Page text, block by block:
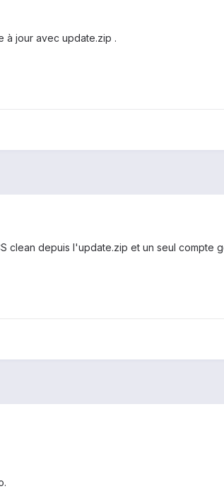
à jour avec update.zip .
clean depuis l'update.zip et un seul compte